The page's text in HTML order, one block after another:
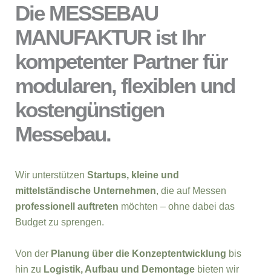
Die MESSEBAU
MANUFAKTUR ist Ihr
kompetenter Partner für
modularen, flexiblen und
kostengünstigen
Messebau.
Wir unterstützen Startups, kleine und
mittelständische Unternehmen, die auf Messen
professionell auftreten möchten – ohne dabei das
Budget zu sprengen.
Von der Planung über die Konzeptentwicklung bis
hin zu Logistik, Aufbau und Demontage bieten wir